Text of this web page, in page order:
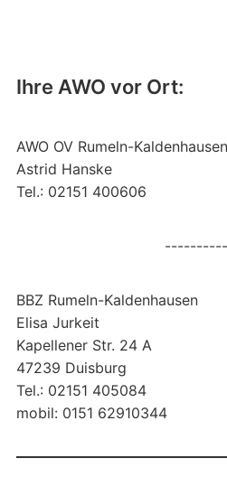
Ihre AWO vor Ort:
AWO OV Rumeln-
Astrid Hanske
Tel.: 02151 400606
BBZ Rumeln-Kaldenhausen
Elisa Jurkeit
Kapellener Str. 24 A
47239 Duisburg
Tel.: 02151 405084
mobil: 0151 62910344